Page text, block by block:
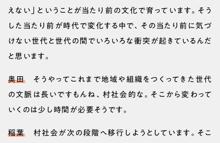
えない」ということが当たり前の文化で育っています。そう
した当たり前が時代で変化する中で、その当たり前に気づ
けない世代と世代の間でいろいろな衝突が起きているんだ
と思います。
奥田そうやってこれまで地域や組織をつくってきた世代
の文脈は長いですもんね、村社会的な。そこから変わって
いくのは少し時間が必要そうです。
稲葉村社会が次の段階へ移行しようとしています。そこ